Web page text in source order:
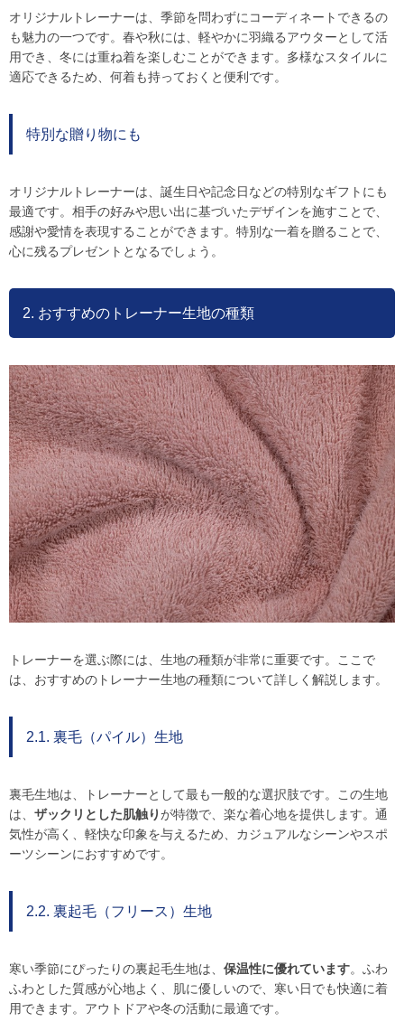
オリジナルトレーナーは、季節を問わずにコーディネートできるの
も魅力の一つです。春や秋には、軽やかに羽織るアウターとして活
用でき、冬には重ね着を楽しむことができます。多様なスタイルに
適応できるため、何着も持っておくと便利です。
特別な贈り物にも
オリジナルトレーナーは、誕生日や記念日などの特別なギフトにも
最適です。相手の好みや思い出に基づいたデザインを施すことで、
感謝や愛情を表現することができます。特別な一着を贈ることで、
心に残るプレゼントとなるでしょう。
2. おすすめのトレーナー生地の種類
トレーナーを選ぶ際には、生地の種類が非常に重要です。ここで
は、おすすめのトレーナー生地の種類について詳しく解説します。
2.1. 裏毛（パイル）生地
裏毛生地は、トレーナーとして最も一般的な選択肢です。この生地
は、 ザックリとした肌触りが特徴で、楽な着心地を提供します。通
気性が高く、軽快な印象を与えるため、カジュアルなシーンやスポ
ーツシーンにおすすめです。
2.2. 裏起毛（フリース）生地
寒い季節にぴったりの裏起毛生地は、 保温性に優れています。ふわ
ふわとした質感が心地よく、肌に優しいので、寒い日でも快適に着
用できます。アウトドアや冬の活動に最適です。